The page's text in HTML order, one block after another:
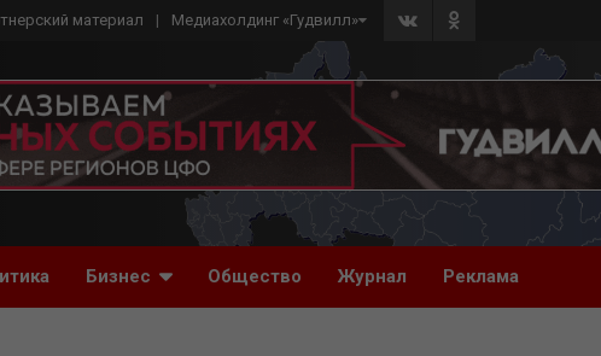
материал Медиахолдинг «Гудвилл»
Бизнес Общество Журнал Реклама